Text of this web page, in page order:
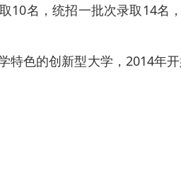
名，统招一批次录取14名
色的创新型大学，2014年